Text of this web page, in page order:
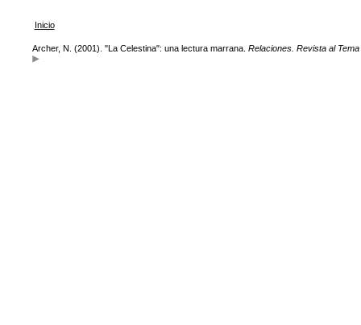
Inicio
Archer, N. (2001). "La Celestina": una lectura marrana. Relaciones. Revista al